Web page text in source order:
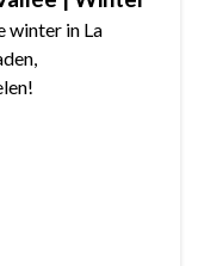
winter in La